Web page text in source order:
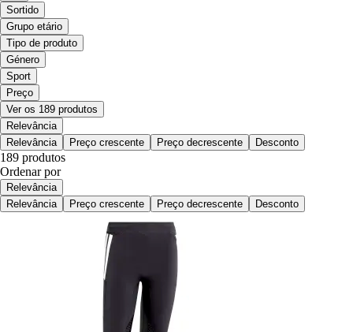
Sortido
Grupo etário
Tipo de produto
Género
Sport
Preço
Ver os 189 produtos
Relevância
Relevância
Preço crescente Preço decrescente Desconto
189 produtos
Ordenar por
Relevância
Relevância
Preço crescente Preço decrescente Desconto